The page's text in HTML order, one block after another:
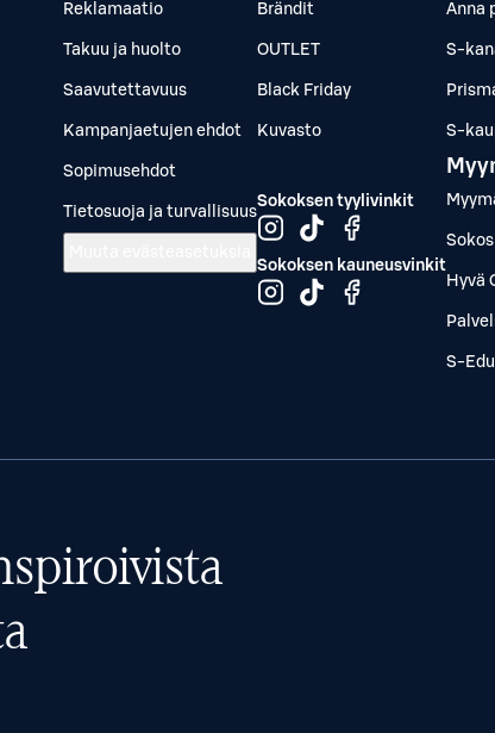
Reklamaatio
Takuu ja huolto
Saavutettavuus
Kampanjaetujen ehdot
Sopimusehdot
Tietosuoja ja turvallisuus
Brändit
OUTLET
Black Friday
Kuvasto
Sokoksen tyylivinkit
Sokoksen kauneusvinkit
Anna
S-
S-
Hyvä
S-